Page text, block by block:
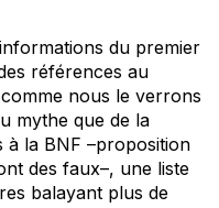
du premier
références au
nous le verrons
mythe que de la
à la BNF –proposition
des faux–, une liste
balayant plus de